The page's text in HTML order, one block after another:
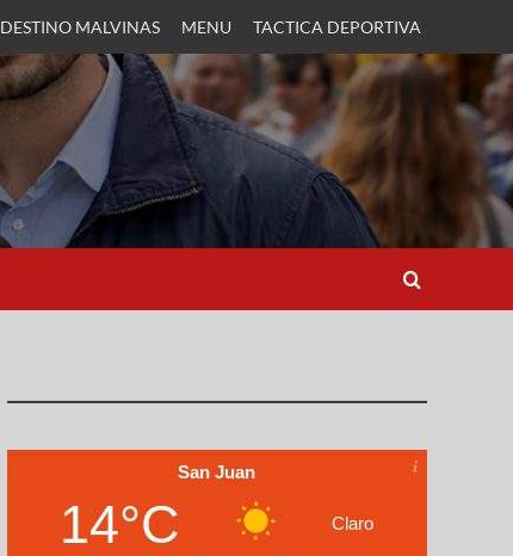
DESTINO MALVINAS MENU TACTICA DEPORTIVA
San Juan
14°C Claro